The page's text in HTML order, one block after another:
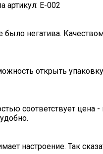
артикул: E-002
негатива.
открыть
соответствует
настроение. Так